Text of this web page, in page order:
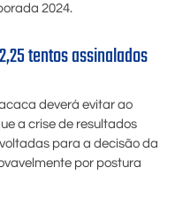
2024.
tentos assinalados
deverá evitar ao
a crise de resultados
para a decisão da
por postura